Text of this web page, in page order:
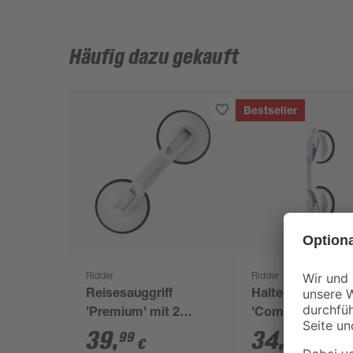
Häufig dazu gekauft
Ridder
Reisesauggriff
'Premium' mit 2
Saugern weiß 33 cm
39,99 €
Bestseller
Ridder
Halte-Sauggriff
'Comfort' mobil,
32 cm, bis 100
34,